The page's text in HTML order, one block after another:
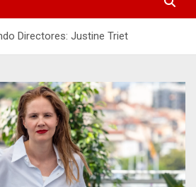
Directores: Justine Triet